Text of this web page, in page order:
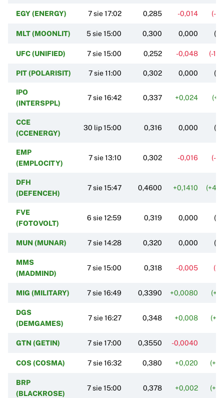
EGY (ENERGY) 7 sie 17:02 0,285 -0,014 (-
MLT (MOONLIT) 5 sie 15:00 0,300 0,000
UFC (UNIFIED) 7 sie 15:00 0,252 -0,048 (-
PIT (POLARISIT) 7 sie 11:00 0,302 0,000
IPO
(INTERSPPL)
7 sie 16:42 0,337 +0,024
CCE
(CCENERGY)
30 lip 15:00 0,316 0,000
EMP
(EMPLOCITY)
7 sie 13:10 0,302 -0,016 (-
DFH
(DEFENCEH)
7 sie 15:47 0,4600 +0,1410
FVE
(FOTOVOLT)
6 sie 12:59 0,319 0,000
MUN (MUNAR) 7 sie 14:28 0,320 0,000
MMS
(MADMIND)
7 sie 15:00 0,318 -0,005 (-
MIG (MILITARY) 7 sie 16:49 0,3390 +0,0080
DGS
(DEMGAMES)
7 sie 16:27 0,348 +0,008
GTN (GETIN) 7 sie 17:00 0,3550 -0,0040
COS (COSMA) 7 sie 16:32 0,380 +0,020
BRP
(BLACKROSE)
7 sie 15:00 0,378 +0,002